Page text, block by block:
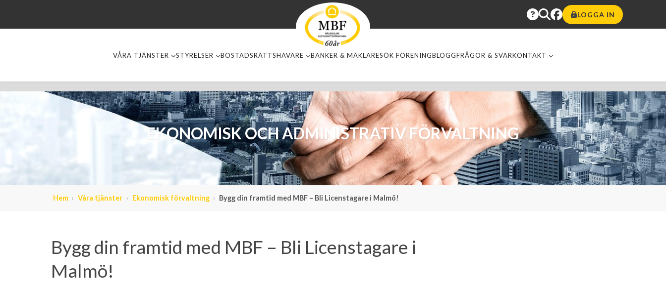
LOGGA IN
VÅRA TJÄNSTER STYRELSER BOSTADSRÄTTSHAVARE BANKER & MÄKLARESÖK FÖRENINGBLOGGFRÅGOR & SVARKONTAKT
EKONOMISK OCH ADMINISTRATIV FÖRVALTNING
Hem Våra tjänster Ekonomisk förvaltning Bygg din framtid med MBF – Bli Licenstagare i Malmö!
Bygg din framtid med MBF – Bli Licenstagare i
Malmö!